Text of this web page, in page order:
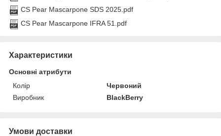
CS Pear Mascarpone SDS 2025.pdf
CS Pear Mascarpone IFRA 51.pdf
Характеристики
Основні атрибути
Колір
Червоний
Виробник
BlackBerry
Умови доставки